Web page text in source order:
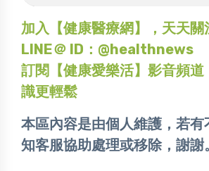
加入【健康醫療網】，天天關
LINE＠ ID：@healthnews
訂閱【健康愛樂活】影音頻道
識更輕鬆
本區內容是由個人維護，若有
知客服協助處理或移除，謝謝。